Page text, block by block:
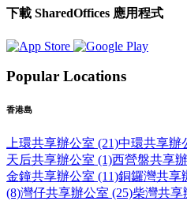
下載 SharedOffices 應用程式
Popular Locations
香港島
上環共享辦公室 (21)中環共享辦
天后共享辦公室 (1)西營盤共享
金鐘共享辦公室 (11)銅鑼灣共享
(8)灣仔共享辦公室 (25)柴灣共享